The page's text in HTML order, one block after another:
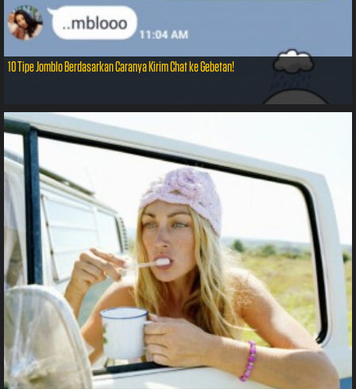
10 Tipe Jomblo Berdasarkan Caranya Kirim Chat ke Gebetan!